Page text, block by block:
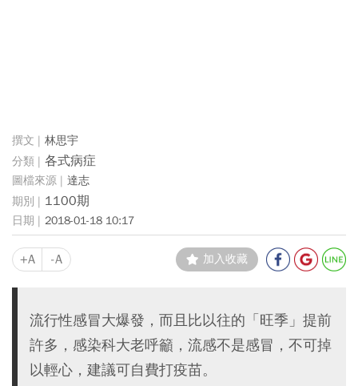
林思宇
各式病症
達志
1100期
2018-01-18 10:17
+A -A 加入收藏
流行性感冒大爆發，而且比以往的「旺季」提前
許多，感染科大老呼籲，流感不是感冒，不可掉
以輕心，建議可自費打疫苗。